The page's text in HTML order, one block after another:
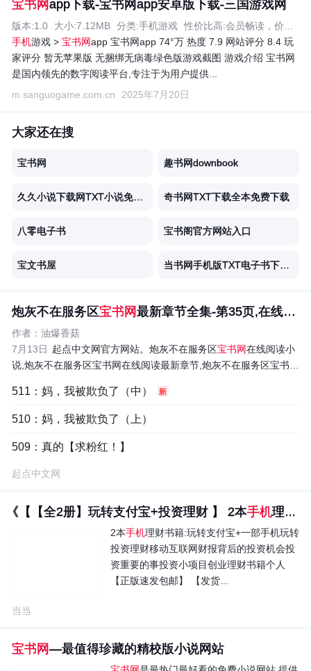
宝书网app下载-宝书网app安卓版下载-三国游戏网
版本:1.0 大小:7.12MB 分类:手机游戏 性价比高:会员畅读，价格亲民
手机游戏 > 宝书网app 宝书网app 74°万 热度 7.9 网站评分 8.4 玩
家评分 暂无苹果版 无捆绑无病毒绿色版游戏截图 游戏介绍 宝书网
是国内领先的数字阅读平台,专注于为用户提供...
m.sanguogame.com.cn
2025年7月20日
大家还在搜
宝书网 趣书网downbook
久久小说下载网TXT小说免费下载混沌奇书网TXT下载全本免费下载
八零电子书 宝书阁官方网站入口
宝文书屋 当书网手机版TXT电子书下载网站
炮灰不在服务区宝书网最新章节全集-第35页,在线阅读_起点中...
作者：油爆香菇
7月13日
起点中文网官方网站。炮灰不在服务区宝书网在线阅读小
说,炮灰不在服务区宝书网在线阅读最新章节,炮灰不在服务区宝书网
511：妈，我被欺负了（中） 新
510：妈，我被欺负了（上）
509：真的【求粉红！】
起点中文网
《【【全2册】玩转支付宝+投资理财 】 2本手机理财...
2本手机理财书籍:玩转支付宝+一部手机玩转
投资理财移动互联网财报背后的投资机会投
资重要的事投资小项目创业理财书籍个人
【正版速发包邮】 【发货...
当当
宝书网—最值得珍藏的精校版小说网站